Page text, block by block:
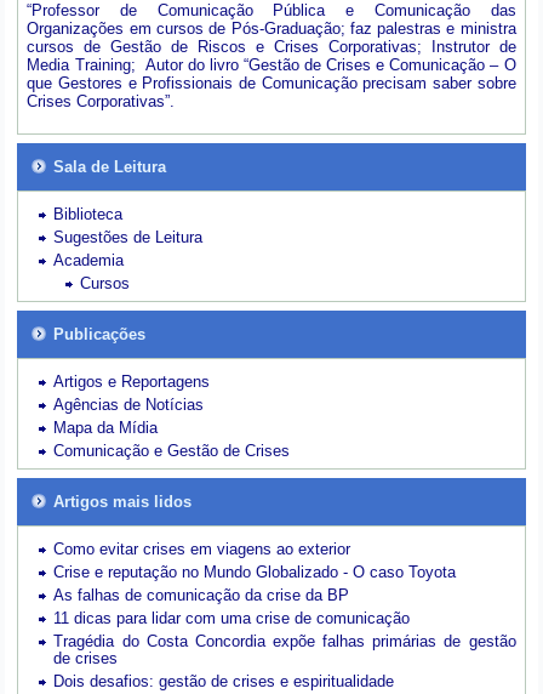
“Professor de Comunicação Pública e Comunicação das
Organizações em cursos de Pós-Graduação; faz palestras e ministra
cursos de Gestão de Riscos e Crises Corporativas; Instrutor de
Media Training; Autor do livro “Gestão de Crises e Comunicação – O
que Gestores e Profissionais de Comunicação precisam saber sobre
Crises Corporativas”.
Sala de Leitura
Biblioteca
Sugestões de Leitura
Academia
Cursos
Publicações
Artigos e Reportagens
Agências de Notícias
Mapa da Mídia
Comunicação e Gestão de Crises
Artigos mais lidos
Como evitar crises em viagens ao exterior
Crise e reputação no Mundo Globalizado - O caso Toyota
As falhas de comunicação da crise da BP
11 dicas para lidar com uma crise de comunicação
Tragédia do Costa Concordia expõe falhas primárias de gestão
de crises
Dois desafios: gestão de crises e espiritualidade